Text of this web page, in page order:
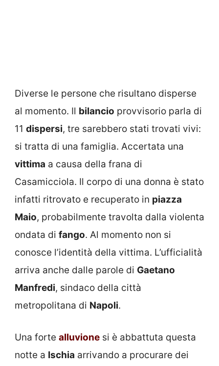
Diverse le persone che risultano disperse
al momento. Il bilancio provvisorio parla di
11 dispersi, tre sarebbero stati trovati vivi:
si tratta di una famiglia. Accertata una
vittima a causa della frana di
Casamicciola. Il corpo di una donna è stato
infatti ritrovato e recuperato in piazza
Maio, probabilmente travolta dalla violenta
ondata di fango. Al momento non si
conosce l’identità della vittima. L’ufficialità
arriva anche dalle parole di Gaetano
Manfredi, sindaco della città
metropolitana di Napoli.
Una forte alluvione si è abbattuta questa
notte a Ischia arrivando a procurare dei